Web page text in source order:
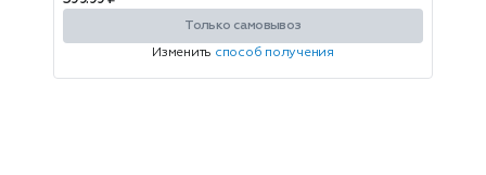
Только самовывоз
Изменить способ получения